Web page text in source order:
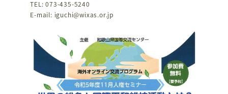
TEL: 073-435-5240
E-mail: iguchi@wixas.or.jp